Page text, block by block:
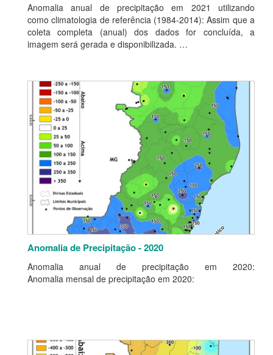
Anomalia anual de precipitação em 2021 utilizando
como climatologia de referência (1984-2014): Assim que a
coleta completa (anual) dos dados for concluída, a
imagem será gerada e disponibilizada. …
Anomalia de Precipitação - 2020
Anomalia anual de precipitação em 2020:
Anomalia mensal de precipitação em 2020: